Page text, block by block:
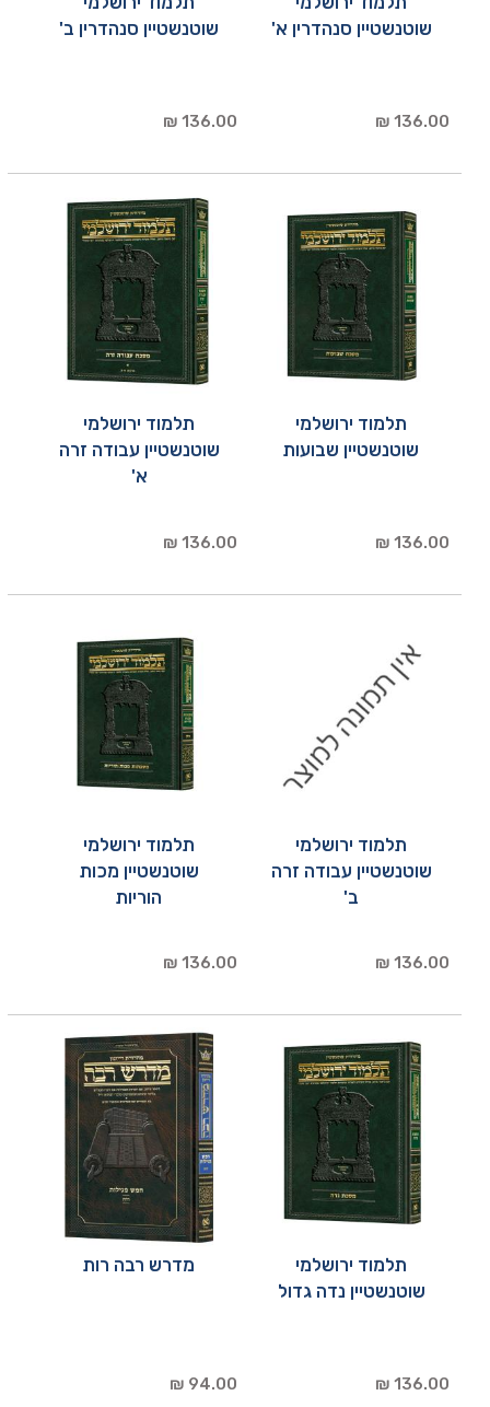
שוטנשטיין סנהדרין א'
136.00 ₪
שוטנשטיין סנהדרין ב'
136.00 ₪
תלמוד ירושלמי
שוטנשטיין שבועות
136.00 ₪
תלמוד ירושלמי
שוטנשטיין עבודה זרה
א'
136.00 ₪
תלמוד ירושלמי
שוטנשטיין עבודה זרה
ב'
136.00 ₪
תלמוד ירושלמי
שוטנשטיין מכות
הוריות
136.00 ₪
תלמוד ירושלמי
שוטנשטיין נדה גדול
136.00 ₪
מדרש רבה רות
94.00 ₪